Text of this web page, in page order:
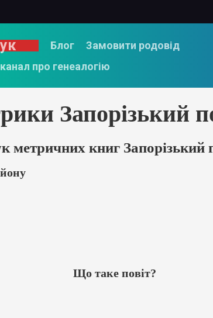
Блог
Замовити родовід
про генеалогію
Запорізький
метричних книг Запорізький
Що таке повіт?